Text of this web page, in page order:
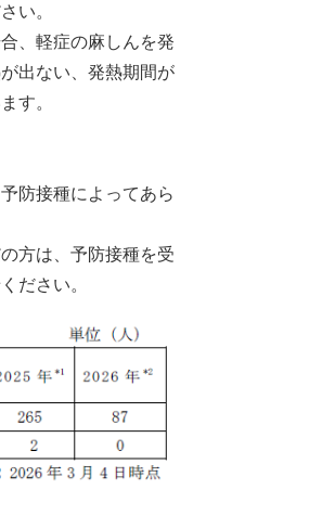
い。
、軽症の麻しんを発
出ない、発熱期間が
す。
防接種によってあら
方は、予防接種を受
ださい。